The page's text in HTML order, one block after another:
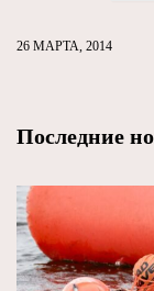
26 МАРТА, 2014
Последние